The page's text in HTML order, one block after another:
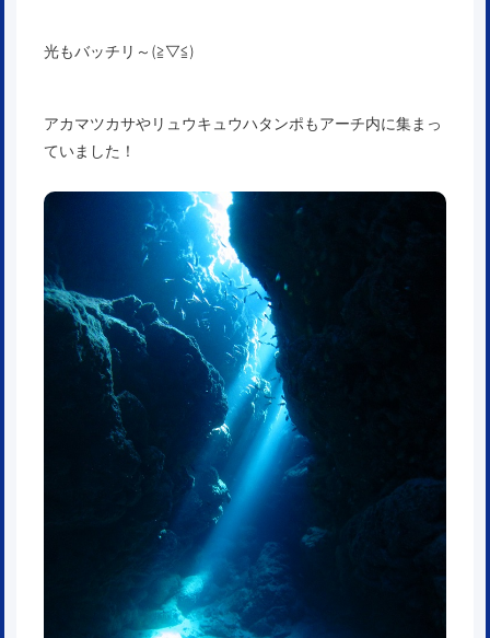
光もバッチリ～(≧▽≦)
アカマツカサやリュウキュウハタンポもアーチ内に集まっ
ていました！